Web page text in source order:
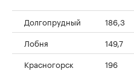
Долгопрудный 186,3
Лобня
149,7
Красногорск
196